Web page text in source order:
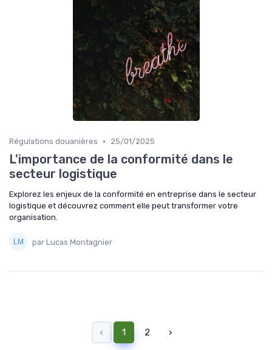
Régulations douanières • 25/01/2025
L'importance de la conformité dans le
secteur logistique
Explorez les enjeux de la conformité en entreprise dans le secteur
logistique et découvrez comment elle peut transformer votre
organisation.
par Lucas Montagnier
‹ 1 2 ›